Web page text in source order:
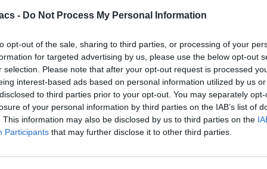
- Do Not Process My Personal Information
opt-out of the sale, sharing to third parties, or processing of your
for targeted advertising by us, please use the below opt-out
selection. Please note that after your opt-out request is processed
interest-based ads based on personal information utilized by us
to third parties prior to your opt-out. You may separately
of your personal information by third parties on the IAB’s list of
This information may also be disclosed by us to third parties on the
Participants that may further disclose it to other third parties.